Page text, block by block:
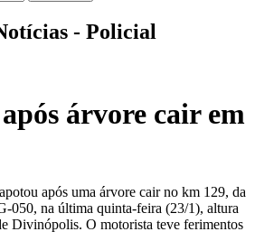
- Policial
árvore cair em
após uma árvore cair no km 129, da
050, na última quinta-feira (23/1), altura
Divinópolis. O motorista teve ferimentos